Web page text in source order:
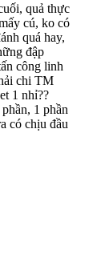
quả thực
cú, ko có
quá hay,
đập
công linh
chi TM
1 nhỉ??
1 phần
có chịu đầu